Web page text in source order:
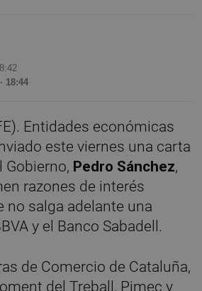
18:44
Entidades económicas
este viernes una carta
Gobierno, Pedro Sánchez,
razones de interés
no salga adelante una
y el Banco Sabadell.
de Comercio de Cataluña,
del Treball, Pimec y